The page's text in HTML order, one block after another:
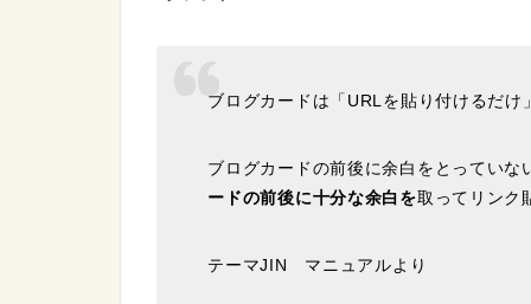
ブログカードは「URLを貼り付けるだ
ブログカードの前後に余白をとってい
ードの前後に十分な余白を取ってリンク
テーマJIN マニュアルより